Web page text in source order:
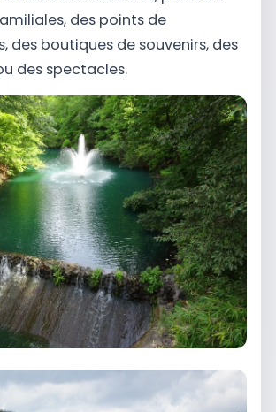
des points de
des boutiques de souvenirs, des
des spectacles.